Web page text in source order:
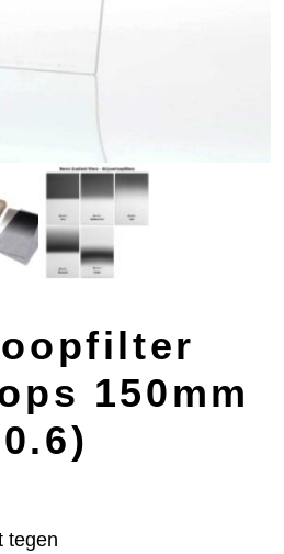
150mm
tegen